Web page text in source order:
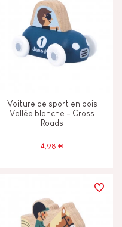
Voiture de sport en bois
Vallée blanche - Cross
Roads
4,98 €